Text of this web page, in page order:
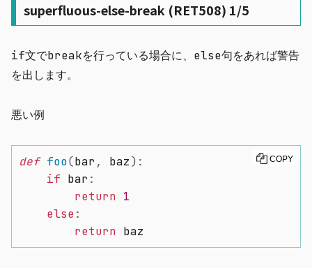
superfluous-else-break (RET508) 1/5
if文でbreakを行っている場合に、 else句をあれば警告
を出します。
悪い例
def foo(bar , baz) :
if bar :
return 1
else:
return baz
COPY